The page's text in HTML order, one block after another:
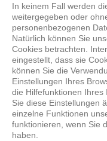
In keinem Fall werden
weitergegeben oder
personenbezogenen
Natürlich können Sie
Cookies betrachten.
eingestellt, dass sie
können Sie die
Einstellungen Ihres
die Hilfefunktionen
Sie diese Einstellungen
einzelne Funktionen
funktionieren, wenn Sie
haben.